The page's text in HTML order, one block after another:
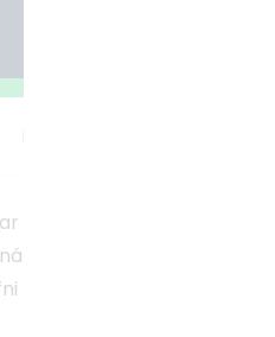
nær aftur til ársins 1931.
útgefið efni aftur
má finna í